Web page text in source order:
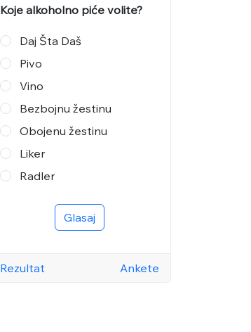
Koje alkoholno piće volite?
Daj Šta Daš
Pivo
Vino
Bezbojnu žestinu
Obojenu žestinu
Liker
Radler
Glasaj
Rezultat Ankete